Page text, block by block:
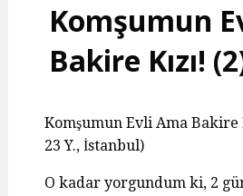
Komşumun
Bakire Kızı!
Komşumun Evli Ama Bakire
23 Y., İstanbul)
O kadar yorgundum ki, 2